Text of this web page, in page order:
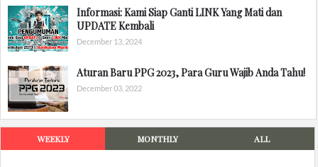
Informasi: Kami Siap Ganti LINK Yang Mati dan
UPDATE Kembali
December 13, 2024
Aturan Baru PPG 2023, Para Guru Wajib Anda Tahu!
December 03, 2022
WEEKLY MONTHLY ALL